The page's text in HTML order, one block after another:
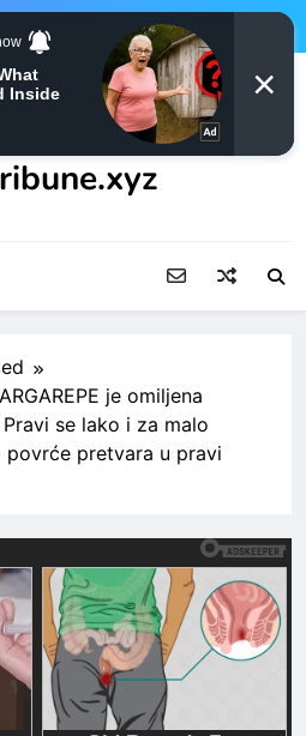
je omiljena
se lako i za malo
povrće pretvara u pravi